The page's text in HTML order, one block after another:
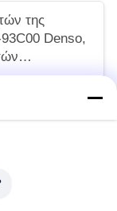
της
Denso,
R215 24V